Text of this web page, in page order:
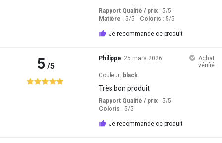
Rapport Qualité / prix: 5/5
Matière : 5/5 Coloris : 5/5
Je recommande ce produit
5/5
Philippe 25 mars 2026
Achat
vérifié
Couleur: black
Très bon produit
Rapport Qualité / prix: 5/5
Coloris : 5/5
Je recommande ce produit